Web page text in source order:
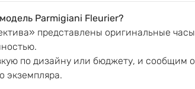
Parmigiani Fleurier?
представлены оригинальные часы
по дизайну или бюджету, и сообщим о
экземпляра.